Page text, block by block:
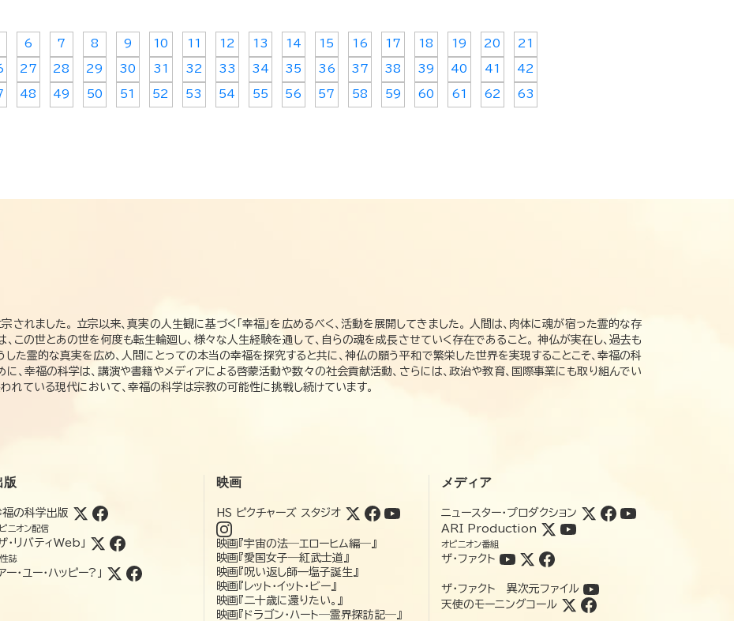
6 7 8 9 10 11 12 13 14 15 16 17 18 19 20 21
27 28 29 30 31 32 33 34 35 36 37 38 39 40 41 42
48 49 50 51 52 53 54 55 56 57 58 59 60 61 62 63
れました。 立宗以来、真実の人生観に基づく「幸福」を広めるべく、活動を展開してきました。 人間は、肉体に魂が宿った霊的な存
、この世とあの世を何度も転生輪廻し、様々な人生経験を通して、自らの魂を成長させていく存在であること。 神仏が実在し、過去も
した霊的な真実を広め、人間にとっての本当の幸福を探究すると共に、神仏の願う平和で繁栄した世界を実現することこそ、幸福の科
、幸福の科学は、講演や書籍やメディアによる啓蒙活動や数々の社会貢献活動、さらには、政治や教育、国際事業にも取り組んでい
れている現代において、幸福の科学は宗教の可能性に挑戦し続けています。
版
福の科学出版
ニオン配信
ザ・リバティWeb」
誌
アー・ユー・ハッピー?」
映画
HS ピクチャーズ スタジオ
映画『宇宙の法―エローヒム編―』
映画『愛国女子―紅武士道』
映画『呪い返し師—塩子誕生』
映画『レット・イット・ビー』
映画『二十歳に還りたい。』
映画『ドラゴン・ハート―霊界探訪記―』
メディア
ニュースター・プロダクション
ARI Production
オピニオン番組
ザ・ファクト
ザ・ファクト 異次元ファイル
天使のモーニングコール